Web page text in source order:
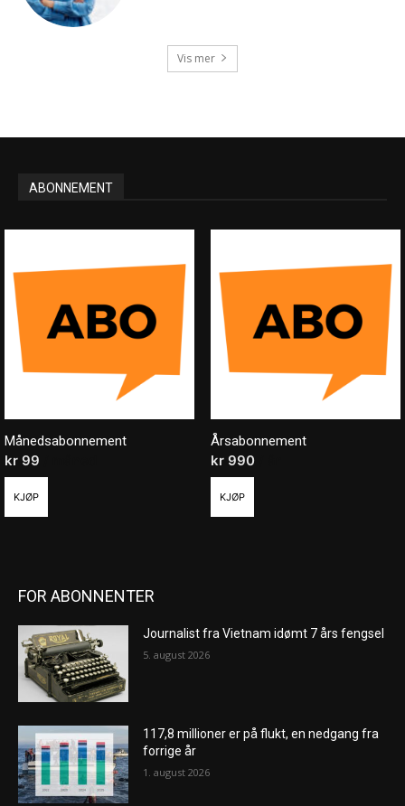
Vis mer
ABONNEMENT
Månedsabonnement
kr 99
KJØP
Årsabonnement
kr990
KJØP
FOR ABONNENTER
Journalist fra Vietnam idømt 7 års fengsel
5. august 2026
117,8 millioner er på flukt, en nedgang fra
forrige år
1. august 2026